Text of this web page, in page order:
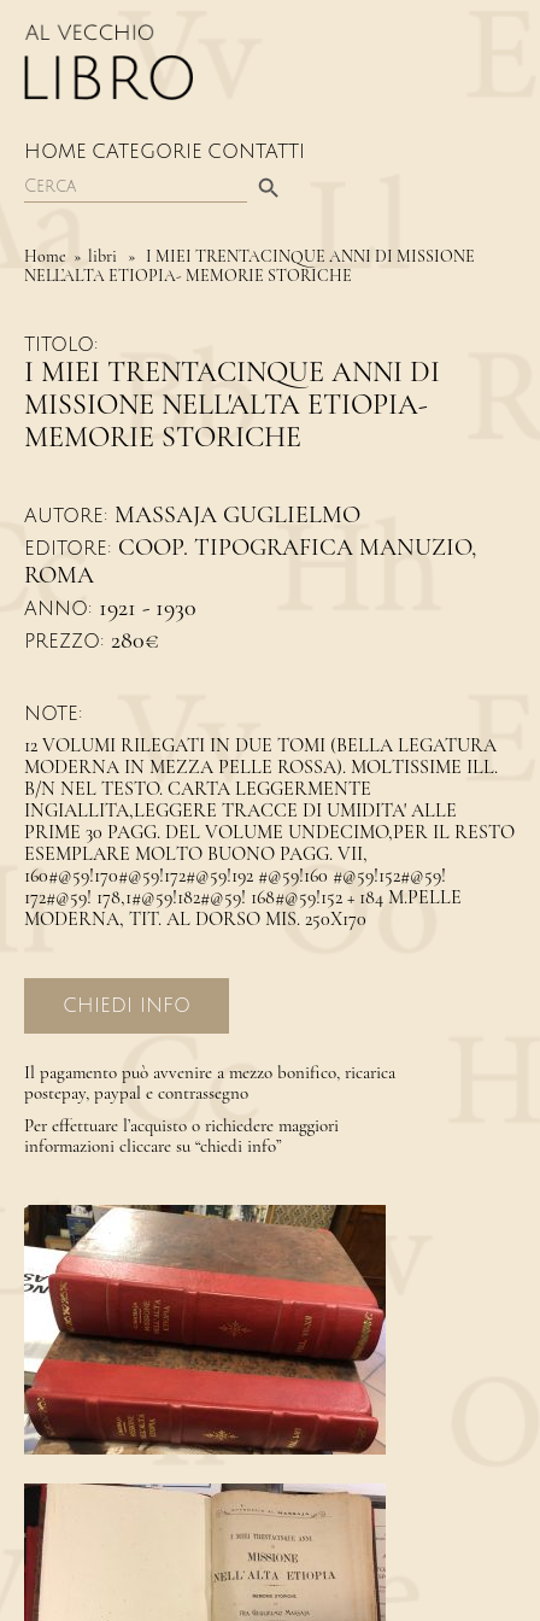
HOME CATEGORIE CONTATTI
Search
for:
Home » libri » I MIEI TRENTACINQUE ANNI DI MISSIONE
NELL’ALTA ETIOPIA- MEMORIE STORICHE
TITOLO:
I MIEI TRENTACINQUE ANNI DI
MISSIONE NELL'ALTA ETIOPIA-
MEMORIE STORICHE
AUTORE: MASSAJA GUGLIELMO
EDITORE: COOP. TIPOGRAFICA MANUZIO,
ROMA
ANNO: 1921 - 1930
PREZZO: 280€
NOTE:
12 VOLUMI RILEGATI IN DUE TOMI (BELLA LEGATURA
MODERNA IN MEZZA PELLE ROSSA). MOLTISSIME ILL.
B/N NEL TESTO. CARTA LEGGERMENTE
INGIALLITA,LEGGERE TRACCE DI UMIDITA' ALLE
PRIME 30 PAGG. DEL VOLUME UNDECIMO,PER IL RESTO
ESEMPLARE MOLTO BUONO PAGG. VII,
160#@59!170#@59!172#@59!192 #@59!160 #@59!152#@59!
172#@59! 178,1#@59!182#@59! 168#@59!152 + 184 M.PELLE
MODERNA, TIT. AL DORSO MIS. 250X170
CHIEDI INFO
Il pagamento può avvenire a mezzo bonifico, ricarica
postepay, paypal e contrassegno
Per effettuare l’acquisto o richiedere maggiori
informazioni cliccare su “chiedi info”